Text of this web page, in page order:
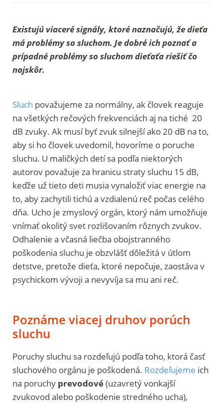
Existujú viaceré signály, ktoré naznačujú, že dieťa
má problémy so sluchom. Je dobré ich poznať a
prípadné problémy so sluchom dieťaťa riešiť čo
najskôr.
Sluch považujeme za normálny, ak človek reaguje
na všetkých rečových frekvenciách aj na tiché 20
dB zvuky. Ak musí byť zvuk silnejší ako 20 dB na to,
aby si ho človek uvedomil, hovoríme o poruche
sluchu. U maličkých detí sa podľa niektorých
autorov považuje za hranicu straty sluchu 15 dB,
keďže už tieto deti musia vynaložiť viac energie na
to, aby zachytili tichú a vzdialenú reč počas celého
dňa. Ucho je zmyslový orgán, ktorý nám umožňuje
vnímať okolitý svet rozlišovaním rôznych zvukov.
Odhalenie a včasná liečba obojstranného
poškodenia sluchu je obzvlášť dôležitá v útlom
detstve, pretože dieťa, ktoré nepočuje, zaostáva v
psychickom vývoji a nevyvíja sa mu ani reč.
Poznáme viacej druhov porúch
sluchu
Poruchy sluchu sa rozdeľujú podľa toho, ktorá časť
sluchového orgánu je poškodená. Rozdeľujeme ich
na poruchy prevodové(uzavretý vonkajší
zvukovod alebo poškodenie stredného ucha),